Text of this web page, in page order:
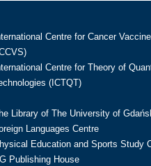
Centre for Cancer
Centre for Theory of
(ICTQT)
Library of The University of
Languages Centre
Education and Sports Study
Publishing House